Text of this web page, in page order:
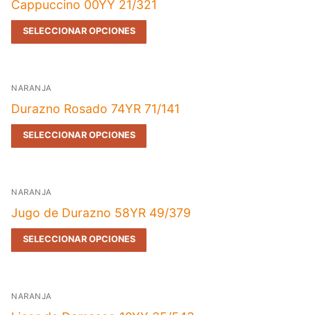
Cappuccino 00YY 21/321
SELECCIONAR OPCIONES
NARANJA
Durazno Rosado 74YR 71/141
SELECCIONAR OPCIONES
NARANJA
Jugo de Durazno 58YR 49/379
SELECCIONAR OPCIONES
NARANJA